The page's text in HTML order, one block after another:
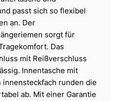
passt sich so flexibel
an. Der
sorgt für
Das
mit Reißverschluss
Innentasche mit
runden die
ab. Mit einer Garantie